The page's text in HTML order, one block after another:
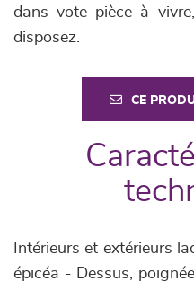
dans vote pièce à
disposez.
CE
Intérieurs et extérieurs
épicéa - Dessus,